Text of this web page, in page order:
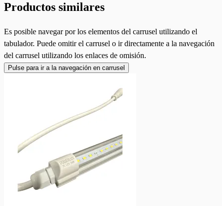
Productos similares
Es posible navegar por los elementos del carrusel utilizando el
tabulador. Puede omitir el carrusel o ir directamente a la navegación
del carrusel utilizando los enlaces de omisión.
Pulse para ir a la navegación en carrusel